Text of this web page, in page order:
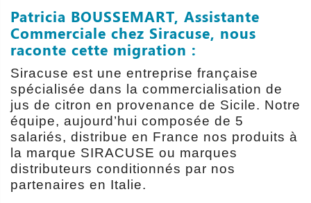
Patricia BOUSSEMART, Assistante
Commerciale chez Siracuse, nous
raconte cette migration :
Siracuse est une entreprise française
spécialisée dans la commercialisation de
jus de citron en provenance de Sicile. Notre
équipe, aujourd’hui composée de 5
salariés, distribue en France nos produits à
la marque SIRACUSE ou marques
distributeurs conditionnés par nos
partenaires en Italie.